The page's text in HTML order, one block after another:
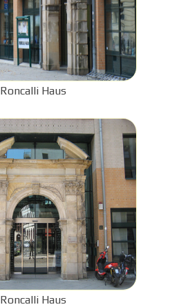
Roncalli Haus
Roncalli Haus